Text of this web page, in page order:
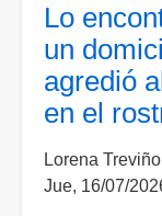
golpes
a
otra
mujer
Lo
un
agredió
en el
Lorena Treviño
Jue, 16/07/